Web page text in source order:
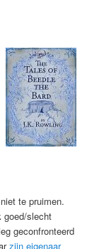
te pruimen.
goed/slecht
geconfronteerd
zijn eigenaar